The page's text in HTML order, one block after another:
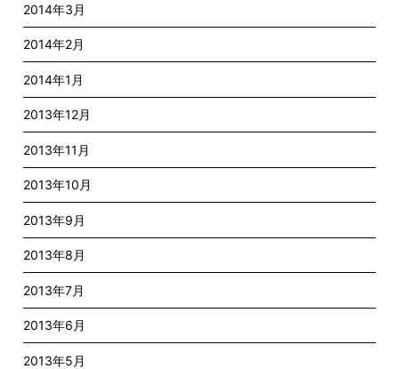
2014年3月
2014年2月
2014年1月
2013年12月
2013年11月
2013年10月
2013年9月
2013年8月
2013年7月
2013年6月
2013年5月